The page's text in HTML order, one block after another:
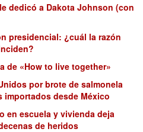
dedicó a Dakota Johnson (con
presidencial: ¿cuál la razón
de «How to live together»
por brote de salmonela
desde México
en escuela y vivienda deja
de heridos